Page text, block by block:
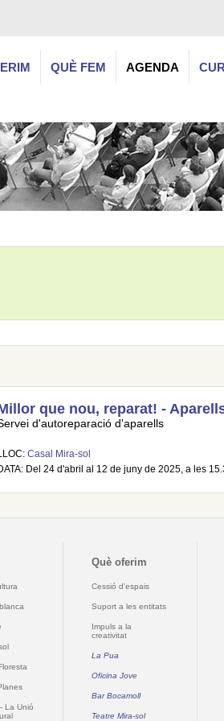
QUÈ FEM AGENDA
que nou, reparat! -
d'autoreparació d'aparells
Casal Mira-sol
Del 24 d'abril al 12 de juny de 2025, a les
La Unió
Què oferim
Cessió d'espais
Suport a les entitats
Impuls a la
creativitat
La Pua
Oficina Jove
Bar Bocamoll
Teatre Mira-sol